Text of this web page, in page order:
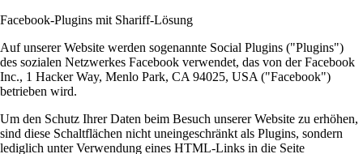
Facebook-Plugins mit Shariff-Lösung
Auf unserer Website werden sogenannte Social Plugins ("Plugins")
des sozialen Netzwerkes Facebook verwendet, das von der Facebook
Inc., 1 Hacker Way, Menlo Park, CA 94025, USA ("Facebook")
betrieben wird.
Um den Schutz Ihrer Daten beim Besuch unserer Website zu erhöhen,
sind diese Schaltflächen nicht uneingeschränkt als Plugins, sondern
lediglich unter Verwendung eines HTML-Links in die Seite